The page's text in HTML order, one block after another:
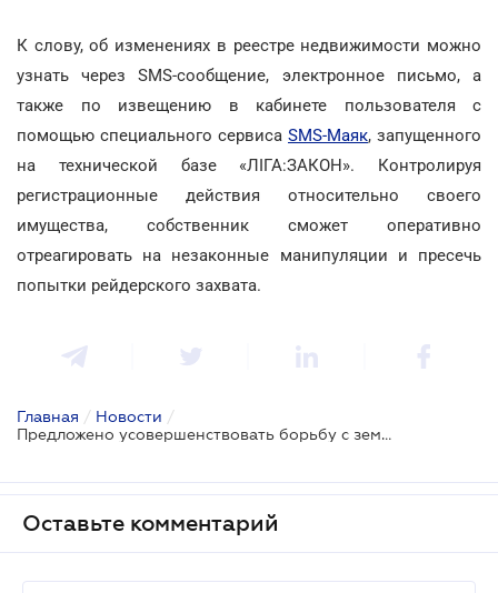
К слову, об изменениях в реестре недвижимости можно
узнать через SMS-сообщение, электронное письмо, а
также по извещению в кабинете пользователя с
помощью специального сервиса SMS-Маяк, запущенного
на технической базе «ЛІГА:ЗАКОН». Контролируя
регистрационные действия относительно своего
имущества, собственник сможет оперативно
отреагировать на незаконные манипуляции и пресечь
попытки рейдерского захвата.
Главная / Новости /
Предложено усовершенствовать борьбу с земельным рейдерством
Оставьте комментарий